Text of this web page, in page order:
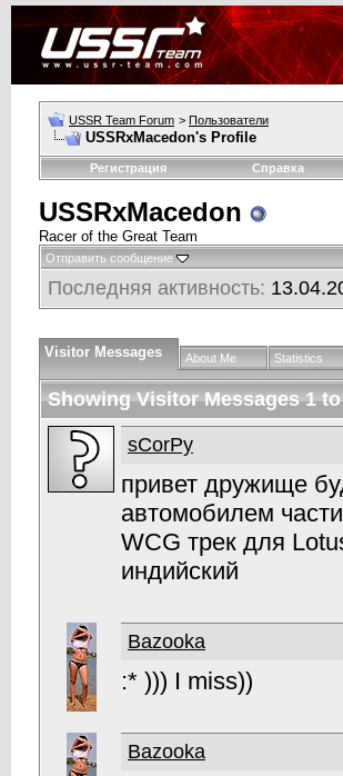
USSR Team Forum > Пользователи
USSRxMacedon's Profile
Регистрация Справка
USSRxMacedon
Racer of the Great Team
Отправить сообщение
Последняя активность:
Visitor Messages About Me Statistics
Showing Visitor Messages 1
sCorPy
привет дружище
автомобилем
WCG трек для
индийский
Bazooka
:* ))) I miss))
Bazooka